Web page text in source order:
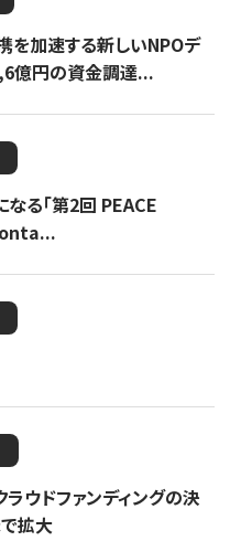
を加速する新しいNPOデ
億円の資金調達...
る「第2回 PEACE
ウドファンディングの決
拡大